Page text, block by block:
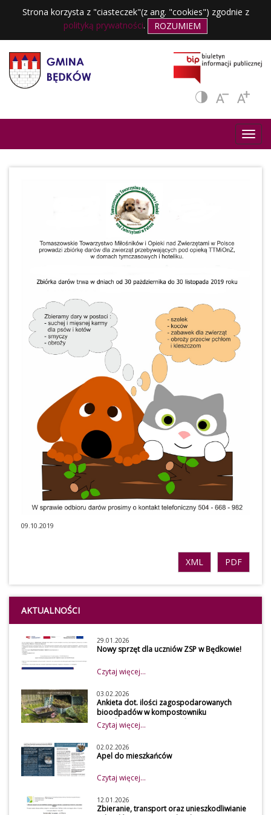
Strona korzysta z "ciasteczek"(z ang. "cookies") zgodnie z
polityką prywatności. ROZUMIEM
09.10.2019
PDF
XML
AKTUALNOŚCI
29.01.2026
Nowy sprzęt dla uczniów ZSP w Będkowie!
Czytaj więcej...
03.02.2026
Ankieta dot. ilości zagospodarowanych
bioodpadów w kompostowniku
przydomowym w 2026 roku
Szanowni mieszkańcy
Z uwagi na obowiązek
osiągnięcia wymaganego
gminę, udostępniamy do
wypełnienia przez mieszkańców
naszej gminy ankietę, która
Czytaj więcej...
02.02.2026
Apel do mieszkańców
Czytaj więcej...
12.01.2026
Zbieranie, transport oraz unieszkodliwianie